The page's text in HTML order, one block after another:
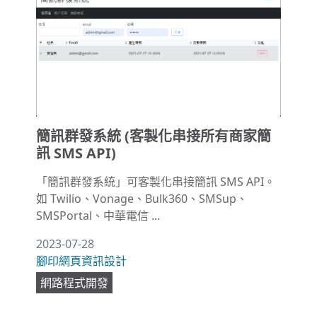
簡訊群發系統 (客製化串接所有商家簡
訊 SMS API)
「簡訊群發系統」可客製化串接簡訊 SMS API。
如 Twilio、Vonage、Bulk360、SMSup、
SMSPortal、中華電信 ...
2023-07-28
腳印網頁資訊設計
網路程式開發